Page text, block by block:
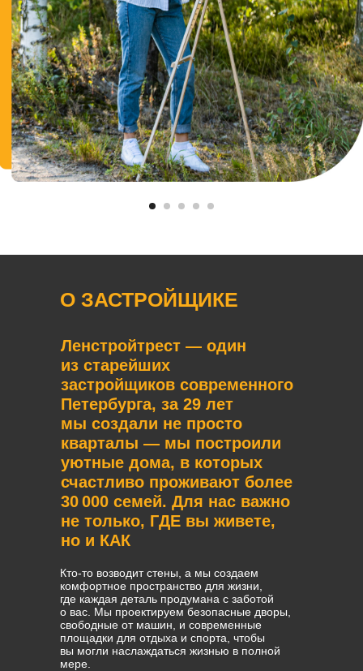
О ЗАСТРОЙЩИКЕ
Ленстройтрест — один
из старейших
застройщиков современного
Петербурга, за 29 лет
мы создали не просто
кварталы — мы построили
уютные дома, в которых
счастливо проживают более
30 000 семей. Для нас важно
не только, ГДЕ вы живете,
но и КАК
Кто-то возводит стены, а мы создаем
комфортное пространство для жизни,
где каждая деталь продумана с заботой
о вас. Мы проектируем безопасные дворы,
свободные от машин, и современные
площадки для отдыха и спорта, чтобы
вы могли наслаждаться жизнью в полной
мере.